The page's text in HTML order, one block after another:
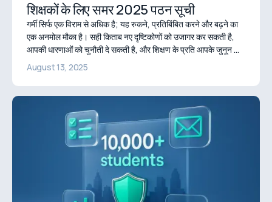
शिक्षकों के लिए समर 2025 पठन सूची
गर्मी सिर्फ एक विराम से अधिक है; यह रुकने, प्रतिबिंबित करने और बढ़ने का
एक अनमोल मौका है। सही किताब नए दृष्टिकोणों को उजागर कर सकती है,
आपकी धारणाओं को चुनौती दे सकती है, और शिक्षण के प्रति आपके जुनून को
फिर से जगा सकती है।
August 13, 2025